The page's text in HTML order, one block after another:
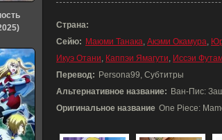
Страна:
Сейю: Маюми Танака, Акэми Окамура,
Икуэ Отани, Каппэи Ямагути, Иссэи
Перевод: Persona99, Субтитры
Альтернативное название: Ван-Пис:
Оригинальное название One Piece: